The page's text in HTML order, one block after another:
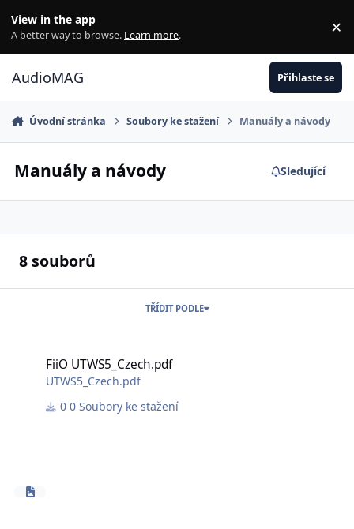
View in the app
A better way to browse. Learn more. ×
AudioMAG Přihlaste se
Úvodní stránka Soubory ke stažení Manuály a návody
Manuály a návody Sledující
8 souborů
TŘÍDIT PODLE
FiiO UTWS5_Czech.pdf
UTWS5_Czech.pdf
0 Soubory ke stažení